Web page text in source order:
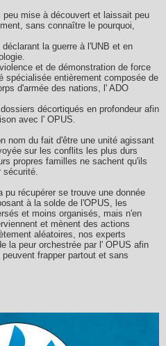
peu mise à découvert et laissait peu
sans connaître le pourquoi,
la guerre à l'UNB et en
et de démonstration de force
spécialisée entièrement composée de
d'armée des nations, l' ADO
décortiqués en profondeur afin
avec l' OPUS.
nom du fait d'être une unité agissant
sur les conflits les plus durs
propres familles ne sachent qu'ils
sécurité.
pu récupérer se trouve une donnée
à la solde de l'OPUS, les
et moins organisés, mais n'en
et mènent des actions
aléatoires, nos experts
la peur orchestrée par l' OPUS afin
frapper partout et sans